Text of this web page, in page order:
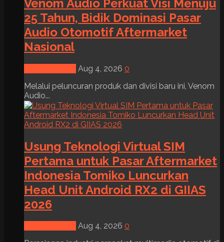
Venom Audio Perkuat Visi Menuju
25 Tahun, Bidik Dominasi Pasar
Audio Otomotif Aftermarket
Nasional
Aug 4, 2026 0
Melalui peluncuran produk dan divisi baru ini, Venom
Audio...
Usung Teknologi Virtual SIM
Pertama untuk Pasar Aftermarket
Indonesia Tomiko Luncurkan
Head Unit Android RX2 di GIIAS
2026
Aug 4, 2026 0